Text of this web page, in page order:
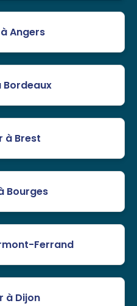
Angers
à Brest
Bourges
Ferrand
à Dijon